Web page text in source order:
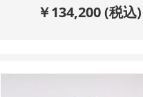
￥134,200(税込)